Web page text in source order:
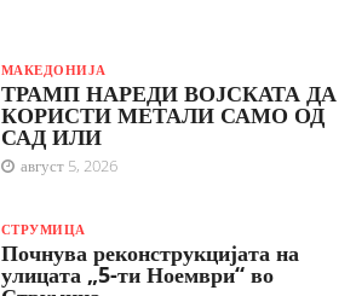
МАКЕДОНИЈА
ТРАМП НАРЕДИ ВОЈСКАТА ДА
КОРИСТИ МЕТАЛИ САМО ОД
САД ИЛИ
август 5, 2026
СТРУМИЦА
Почнува реконструкцијата на
улицата „5-ти Ноември“ во